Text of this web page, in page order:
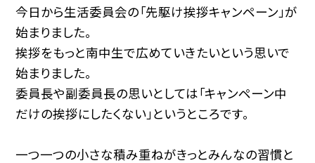
今日から生活委員会の「先駆け挨拶キャンペーン」が
始まりました。
挨拶をもっと南中生で広めていきたいという思いで
始まりました。
委員長や副委員長の思いとしては「キャンペーン中
だけの挨拶にしたくない」というところです。
一つ一つの小さな積み重ねがきっとみんなの習慣と